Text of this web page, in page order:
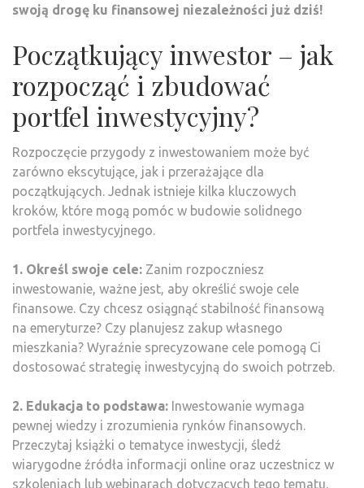
swoją drogę ku finansowej niezależności już dziś!
Początkujący inwestor – jak
rozpocząć i zbudować
portfel inwestycyjny?
Rozpoczęcie przygody z inwestowaniem może być
zarówno ekscytujące, jak i przerażające dla
początkujących. Jednak istnieje kilka kluczowych
kroków, które mogą pomóc w budowie solidnego
portfela inwestycyjnego.
1. Określ swoje cele: Zanim rozpoczniesz
inwestowanie, ważne jest, aby określić swoje cele
finansowe. Czy chcesz osiągnąć stabilność finansową
na emeryturze? Czy planujesz zakup własnego
mieszkania? Wyraźnie sprecyzowane cele pomogą Ci
dostosować strategię inwestycyjną do swoich potrzeb.
2. Edukacja to podstawa: Inwestowanie wymaga
pewnej wiedzy i zrozumienia rynków finansowych.
Przeczytaj książki o tematyce inwestycji, śledź
wiarygodne źródła informacji online oraz uczestnicz w
szkoleniach lub webinarach dotyczących tego tematu.